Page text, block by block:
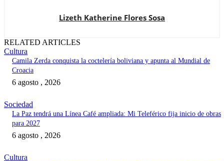
Lizeth Katherine Flores Sosa
RELATED ARTICLES
Cultura
Camila Zerda conquista la coctelería boliviana y apunta al Mundial de
Croacia
6 agosto , 2026
Sociedad
La Paz tendrá una Línea Café ampliada: Mi Teleférico fija inicio de obras
para 2027
6 agosto , 2026
Cultura